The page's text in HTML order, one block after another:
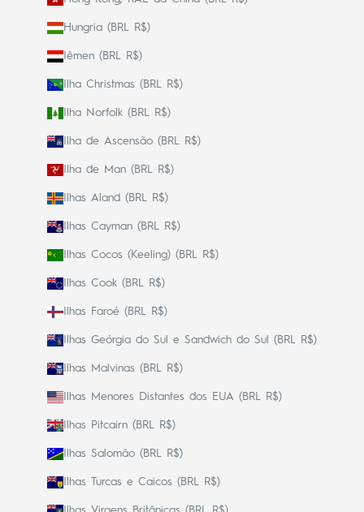
Hungria (BRL R$)
Iêmen (BRL R$)
Ilha Christmas (BRL R$)
Ilha Norfolk (BRL R$)
Ilha de Ascensão (BRL R$)
Ilha de Man (BRL R$)
Ilhas Aland (BRL R$)
Ilhas Cayman (BRL R$)
Ilhas Cocos (Keeling) (BRL R$)
Ilhas Cook (BRL R$)
Ilhas Faroé (BRL R$)
Ilhas Geórgia do Sul e Sandwich do Sul (BRL R$)
Ilhas Malvinas (BRL R$)
Ilhas Menores Distantes dos EUA (BRL R$)
Ilhas Pitcairn (BRL R$)
Ilhas Salomão (BRL R$)
Ilhas Turcas e Caicos (BRL R$)